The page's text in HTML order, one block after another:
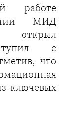
работе
МИД
открыл
с
что
ключевых